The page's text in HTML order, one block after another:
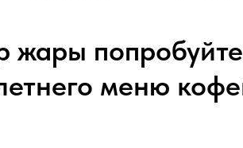
жары
меню